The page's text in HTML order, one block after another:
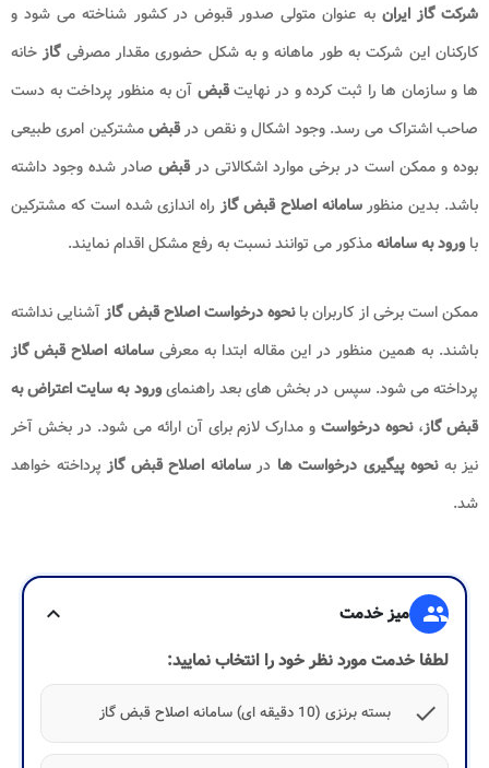
شرکت گاز ایران به عنوان متولی صدور قبوض در کشور شناخته می شود و
کارکنان این شرکت به طور ماهانه و به شکل حضوری مقدار مصرفیگازخانه
ها و سازمان ها را ثبت کرده و در نهایتقبض آن به منظور پرداخت به دست
صاحب اشتراک می رسد. وجود اشکال و نقص درقبضمشترکین امری طبیعی
بوده و ممکن است در برخی موارد اشکالاتی درقبض صادر شده وجود داشته
باشد. بدین منظورسامانه اصلاح قبض گازراه اندازی شده است که مشترکین
با ورود به سامانهمذکور می توانند نسبت به رفع مشکل اقدام نمایند.
ممکن است برخی از کاربران بانحوه درخواست اصلاح قبض گازآشنایی نداشته
باشند. به همین منظور در این مقاله ابتدا به معرفیسامانه اصلاح قبض گاز
پرداخته می شود. سپس در بخش های بعد راهنمایورود به سایت اعتراض به
قبض گاز،نحوه درخواستو مدارک لازم برای آن ارائه می شود. در بخش آخر
نیز بهنحوه پیگیری درخواست ها درسامانه اصلاح قبض گازپرداخته خواهد
شد.
group میز خدمت
expand_more
لطفا خدمت مورد نظر خود را انتخاب نمایید:
check
بسته برنزی (10 دقیقه ای) سامانه اصلاح قبض گاز